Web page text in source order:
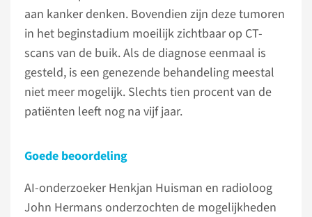
aan kanker denken. Bovendien zijn deze tumoren
in het beginstadium moeilijk zichtbaar op CT-
scans van de buik. Als de diagnose eenmaal is
gesteld, is een genezende behandeling meestal
niet meer mogelijk. Slechts tien procent van de
patiënten leeft nog na vijf jaar.
Goede beoordeling
AI-onderzoeker Henkjan Huisman en radioloog
John Hermans onderzochten de mogelijkheden